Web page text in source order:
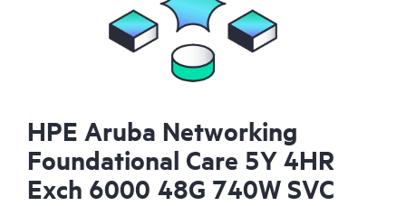
HPE Aruba Networking
Foundational Care 5Y 4HR
Exch 6000 48G 740W SVC